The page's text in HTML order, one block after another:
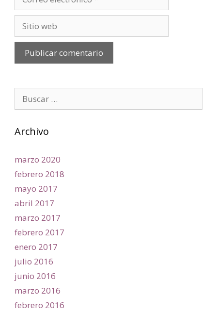
Archivo
marzo 2020
febrero 2018
mayo 2017
abril 2017
marzo 2017
febrero 2017
enero 2017
julio 2016
junio 2016
marzo 2016
febrero 2016